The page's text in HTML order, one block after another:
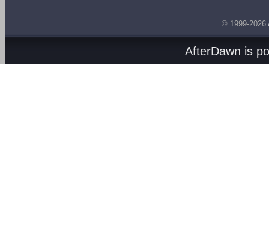
© 1999-2026
AfterDawn is